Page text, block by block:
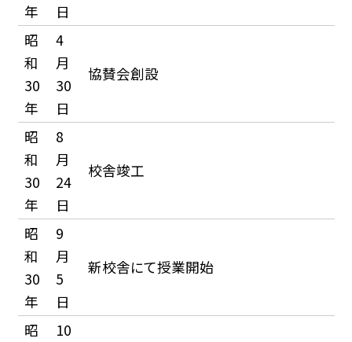
年
日
昭
和
30
年
4
月
30
日
協賛会創設
昭
和
30
年
8
月
24
日
校舎竣工
昭
和
30
年
9
月
5
日
新校舎にて授業開始
昭
10